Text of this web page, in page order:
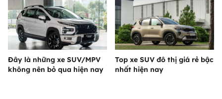
Đây là những xe SUV/MPV
không nên bỏ qua hiện nay
Top xe SUV đô thị giá rẻ bậc
nhất hiện nay